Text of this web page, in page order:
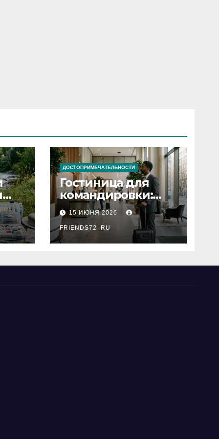
ДОСТОПРИМЕЧАТЕЛЬНОСТИ
Гостиница для
командировки:
основные
критерии выбора
15 ИЮНЯ 2026
FRIENDS72_RU